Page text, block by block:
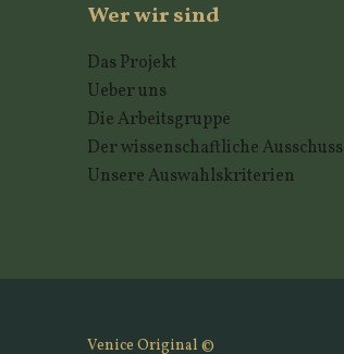
Wer wir sind
Das Projekt
Ueber uns
Die Arbeitsgruppe
Der wissenschaftliche Ausschuss
Unsere Auswahlskriterien
Venice Original ©